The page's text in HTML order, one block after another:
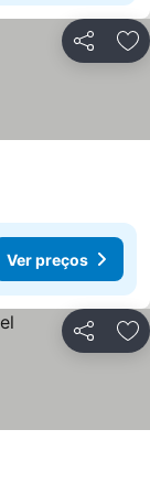
Partilhar
Ver preços
Partilhar